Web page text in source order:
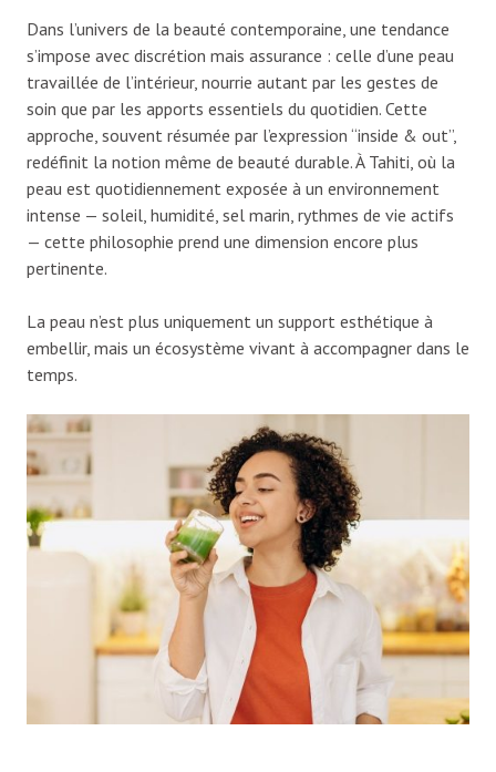
Dans l’univers de la beauté contemporaine, une tendance
s’impose avec discrétion mais assurance : celle d’une peau
travaillée de l’intérieur, nourrie autant par les gestes de
soin que par les apports essentiels du quotidien. Cette
approche, souvent résumée par l’expression “inside & out”,
redéfinit la notion même de beauté durable. À Tahiti, où la
peau est quotidiennement exposée à un environnement
intense — soleil, humidité, sel marin, rythmes de vie actifs
— cette philosophie prend une dimension encore plus
pertinente.
La peau n’est plus uniquement un support esthétique à
embellir, mais un écosystème vivant à accompagner dans le
temps.